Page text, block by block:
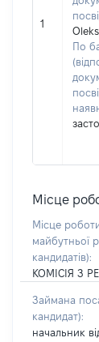
1
По
Місце
Місце
майбутньої
кандидатів):
КОМІСІЯ З
Займана
кандидат):
начальник